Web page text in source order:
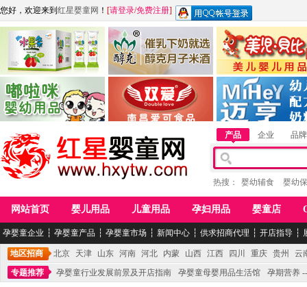
您好，欢迎来到 红星婴童网 ！ [请登录/免费注册]
江西麦嘟嘟食品有限公司
青岛嘟啦咪婴幼儿用品公司
江西醇之客月子米酒 惠州市美儿婴儿用品
湖南迈亨母婴用品有限
产品 企业 品牌
热搜： 婴幼辅食 婴幼
网站首页 婴儿用品 儿童用品 孕妇用品 婴童店
孕婴童企业 ┆ 孕婴童产品 ┆ 孕婴童市场 ┆ 新闻中心 ┆ 供求招商代理 ┆ 开店指导 ┆
地区招商 北京 天津 山东 河南 河北 内蒙 山西 江西 四川 重庆 贵州
云
专题推荐
孕婴童行业发展前景及开店指南 孕婴童母婴用品生活馆 孕期营养